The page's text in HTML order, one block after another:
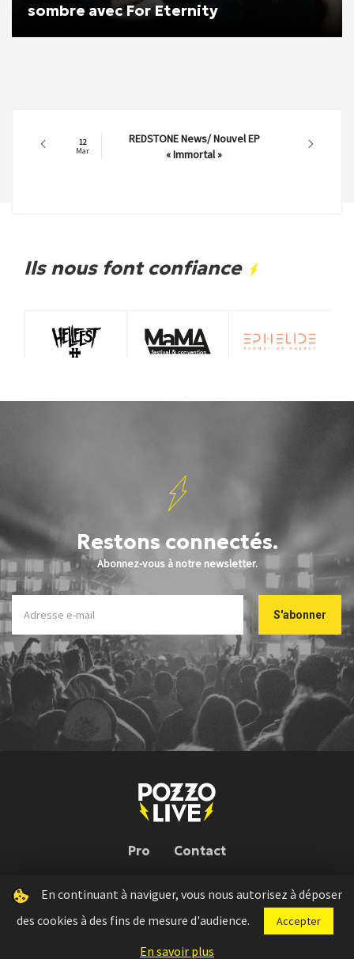
sombre avec For Eternity
12
Mar
REDSTONE News/ Nouvel EP
« Immortal »
Ils nous font confiance
Restons connectés.
Abonnez-vous à notre newsletter.
Pro Contact
Pozzo Live © 2026 | Conception : Pozzo Team, avec l'aide deBloop
Press kit Règlement concours Mentions légales
En continuant à naviguer, vous nous autorisez à déposer
des cookies à des fins de mesure d'audience.
Accepter
En savoir plus